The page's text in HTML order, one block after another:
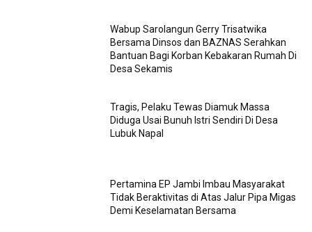
Wabup Sarolangun Gerry Trisatwika
Bersama Dinsos dan BAZNAS Serahkan
Bantuan Bagi Korban Kebakaran Rumah Di
Desa Sekamis
Tragis, Pelaku Tewas Diamuk Massa
Diduga Usai Bunuh Istri Sendiri Di Desa
Lubuk Napal
Pertamina EP Jambi Imbau Masyarakat
Tidak Beraktivitas di Atas Jalur Pipa Migas
Demi Keselamatan Bersama